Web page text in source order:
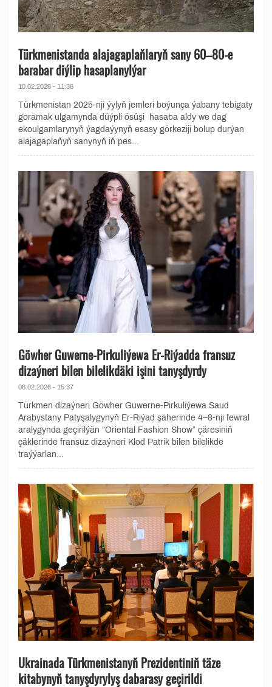
Türkmenistanda alajagaplaňlaryň sany 60–80-e
barabar diýlip hasaplanylýar
10.02.2026 - 11:36
Türkmenistan 2025-nji ýylyň jemleri boýunça ýabany tebigaty
goramak ulgamynda düýpli ösüşi hasaba aldy we dag
ekoulgamlarynyň ýagdaýynyň esasy görkeziji bolup durýan
alajagaplaňyň sanynyň iň pes...
Göwher Guwerne-Pirkuliýewa Er-Riýadda fransuz
dizaýneri bilen bilelikdäki işini tanyşdyrdy
06.02.2026 - 15:37
Türkmen dizaýneri Göwher Guwerne-Pirkuliýewa Saud
Arabystany Patyşalygynyň Er-Riýad şäherinde 4–8-nji fewral
aralygynda geçirilýän “Oriental Fashion Show” çäresiniň
çäklerinde fransuz dizaýneri Klod Patrik bilen bilelikde
traýýarlan...
Ukrainada Türkmenistanyň Prezidentiniň täze
kitabynyň tanyşdyrylyş dabarasy geçirildi